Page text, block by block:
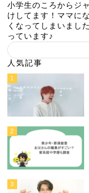
小学生のころからジ
けしてます！ママに
くなってしまいまし
っています♪
人気記事
1
2
3